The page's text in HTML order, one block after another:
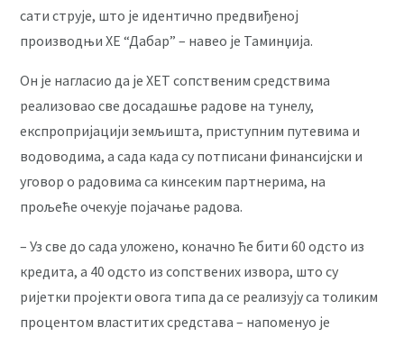
сати струје, што је идентично предвиђеној
производњи ХЕ “Дабар” – навео је Таминџија.
Он је нагласио да је ХЕТ сопственим средствима
реализовао све досадашње радове на тунелу,
експропријацији земљишта, приступним путевима и
водоводима, а сада када су потписани финансијски и
уговор о радовима са кинсеким партнерима, на
прољеће очекује појачање радова.
– Уз све до сада уложено, коначно ће бити 60 одсто из
кредита, а 40 одсто из сопствених извора, што су
ријетки пројекти овога типа да се реализују са толиким
процентом властитих средстава – напоменуо је